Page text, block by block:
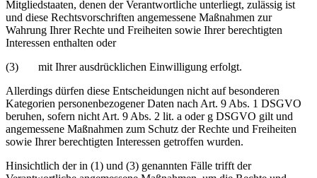
Mitgliedstaaten, denen der Verantwortliche unterliegt, zulässig ist
und diese Rechtsvorschriften angemessene Maßnahmen zur
Wahrung Ihrer Rechte und Freiheiten sowie Ihrer berechtigten
Interessen enthalten oder
(3) mit Ihrer ausdrücklichen Einwilligung erfolgt.
Allerdings dürfen diese Entscheidungen nicht auf besonderen
Kategorien personenbezogener Daten nach Art. 9 Abs. 1 DSGVO
beruhen, sofern nicht Art. 9 Abs. 2 lit. a oder g DSGVO gilt und
angemessene Maßnahmen zum Schutz der Rechte und Freiheiten
sowie Ihrer berechtigten Interessen getroffen wurden.
Hinsichtlich der in (1) und (3) genannten Fälle trifft der